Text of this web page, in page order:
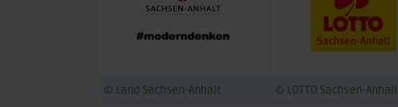
© Land Sachsen-Anhalt © LOTTO Sachsen-Anhalt